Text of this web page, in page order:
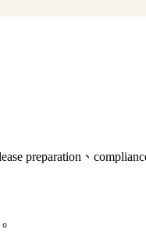
preparation、